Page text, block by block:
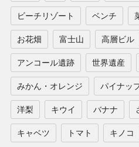
ビーチリゾート ベンチ
お花畑 富士山 高層ビル
アンコール遺跡 世界遺産
みかん・オレンジ パイナッ
洋梨 キウイ バナナ
キャベツ トマト キノコ